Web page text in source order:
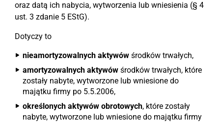
oraz datą ich nabycia, wytworzenia lub wniesienia (§ 4
ust. 3 zdanie 5 EStG).
Dotyczy to
nieamortyzowalnych aktywów środków trwałych,
amortyzowalnych aktywów środków trwałych, które
zostały nabyte, wytworzone lub wniesione do
majątku firmy po 5.5.2006,
określonych aktywów obrotowych, które zostały
nabyte, wytworzone lub wniesione do majątku firmy